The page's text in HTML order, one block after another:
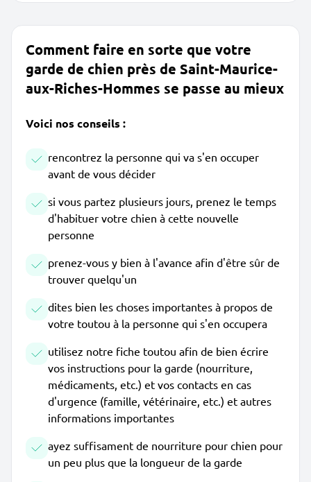
Comment faire en sorte que votre
garde de chien près de Saint-Maurice-
aux-Riches-Hommes se passe au mieux
Voici nos conseils :
rencontrez la personne qui va s'en occuper
avant de vous décider
si vous partez plusieurs jours, prenez le temps
d'habituer votre chien à cette nouvelle
personne
prenez-vous y bien à l'avance afin d'être sûr de
trouver quelqu'un
dites bien les choses importantes à propos de
votre toutou à la personne qui s'en occupera
utilisez notre fiche toutou afin de bien écrire
vos instructions pour la garde (nourriture,
médicaments, etc.) et vos contacts en cas
d'urgence (famille, vétérinaire, etc.) et autres
informations importantes
ayez suffisament de nourriture pour chien pour
un peu plus que la longueur de la garde